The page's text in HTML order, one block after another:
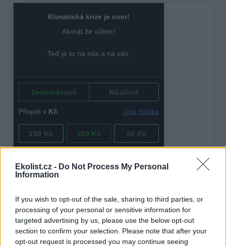
Ekolist.cz - Do Not Process My Personal
Information
If you wish to opt-out of the sale, sharing to third parties, or
processing of your personal or sensitive information for
targeted advertising by us, please use the below opt-out
section to confirm your selection. Please note that after your
opt-out request is processed you may continue seeing
tisknout poslat
BEZK využívá agenturní zpravodajství ČTK, která si vyhrazuje
veškerá práva. Publikování nebo další šíření obsahu ze zdrojů ČTK